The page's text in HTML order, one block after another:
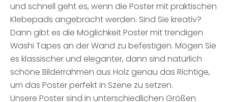
und schnell geht es, wenn die Poster mit praktischen
Klebepads angebracht werden. Sind Sie kreativ?
Dann gibt es die Möglichkeit Poster mit trendigen
Washi Tapes an der Wand zu befestigen. Mögen Sie
es klassischer und eleganter, dann sind natürlich
schöne Bilderrahmen aus Holz genau das Richtige,
um das Poster perfekt in Szene zu setzen.
Unsere Poster sind in unterschiedlichen Größen